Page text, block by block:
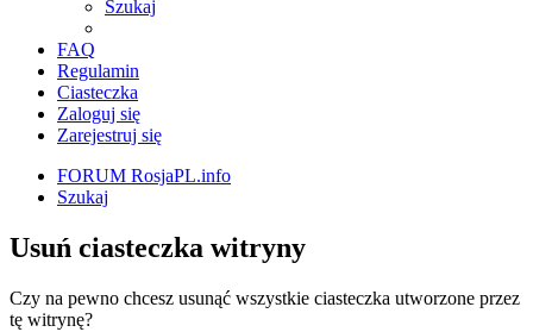
Szukaj
FAQ
Regulamin
Ciasteczka
Zaloguj się
Zarejestruj się
FORUM RosjaPL.info
Szukaj
Usuń ciasteczka witryny
Czy na pewno chcesz usunąć wszystkie ciasteczka utworzone przez
tę witrynę?